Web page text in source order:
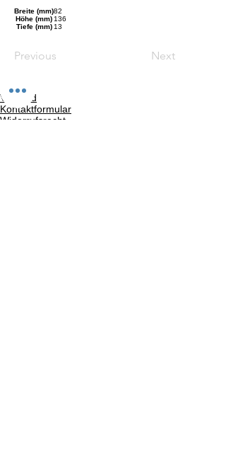
Breite (mm)82
Höhe (mm) 136
Tiefe (mm) 13
Previous Next
Versand
Kontaktformular
Widerrufsrecht